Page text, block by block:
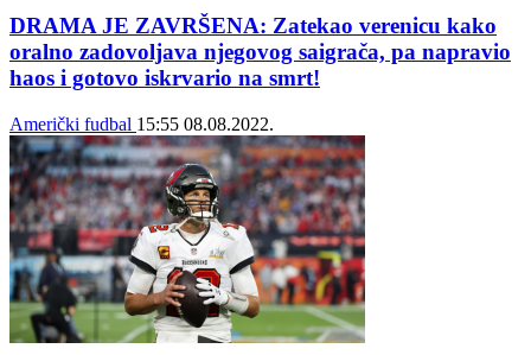
DRAMA JE ZAVRŠENA: Zatekao verenicu kako
oralno zadovoljava njegovog saigrača, pa napravio
haos i gotovo iskrvario na smrt!
Američki fudbal 15:55 08.08.2022.